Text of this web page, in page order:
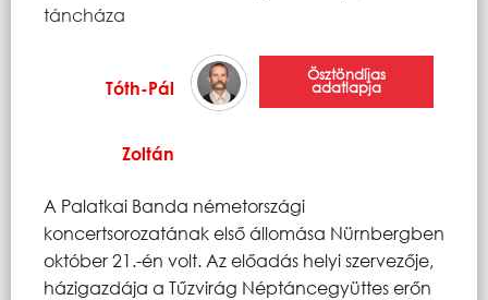
táncháza
Tóth-Pál
Zoltán
Ösztöndíjas
adatlapja
A Palatkai Banda németországi
koncertsorozatának első állomása Nürnbergben
október 21.-én volt. Az előadás helyi szervezője,
házigazdája a Tűzvirág Néptáncegyüttes erőn